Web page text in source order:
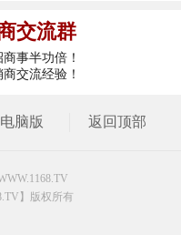
交流群
事半功倍！
交流经验！
电脑版 返回顶部
】版权所有